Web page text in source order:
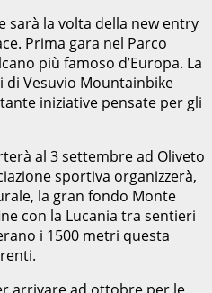
sarà la volta della new entry
Prima gara nel Parco
più famoso d’Europa. La
di Vesuvio Mountainbike
iniziative pensate per gli
al 3 settembre ad Oliveto
sportiva organizzerà,
la gran fondo Monte
con la Lucania tra sentieri
i 1500 metri questa